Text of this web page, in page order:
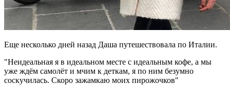
Еще несколько дней назад Даша путешествовала по Италии.
"Неидеальная я в идеальном месте с идеальным кофе, а мы
уже ждём самолёт и мчим к деткам, я по ним безумно
соскучилась. Скоро зажамкаю моих пирожочков"